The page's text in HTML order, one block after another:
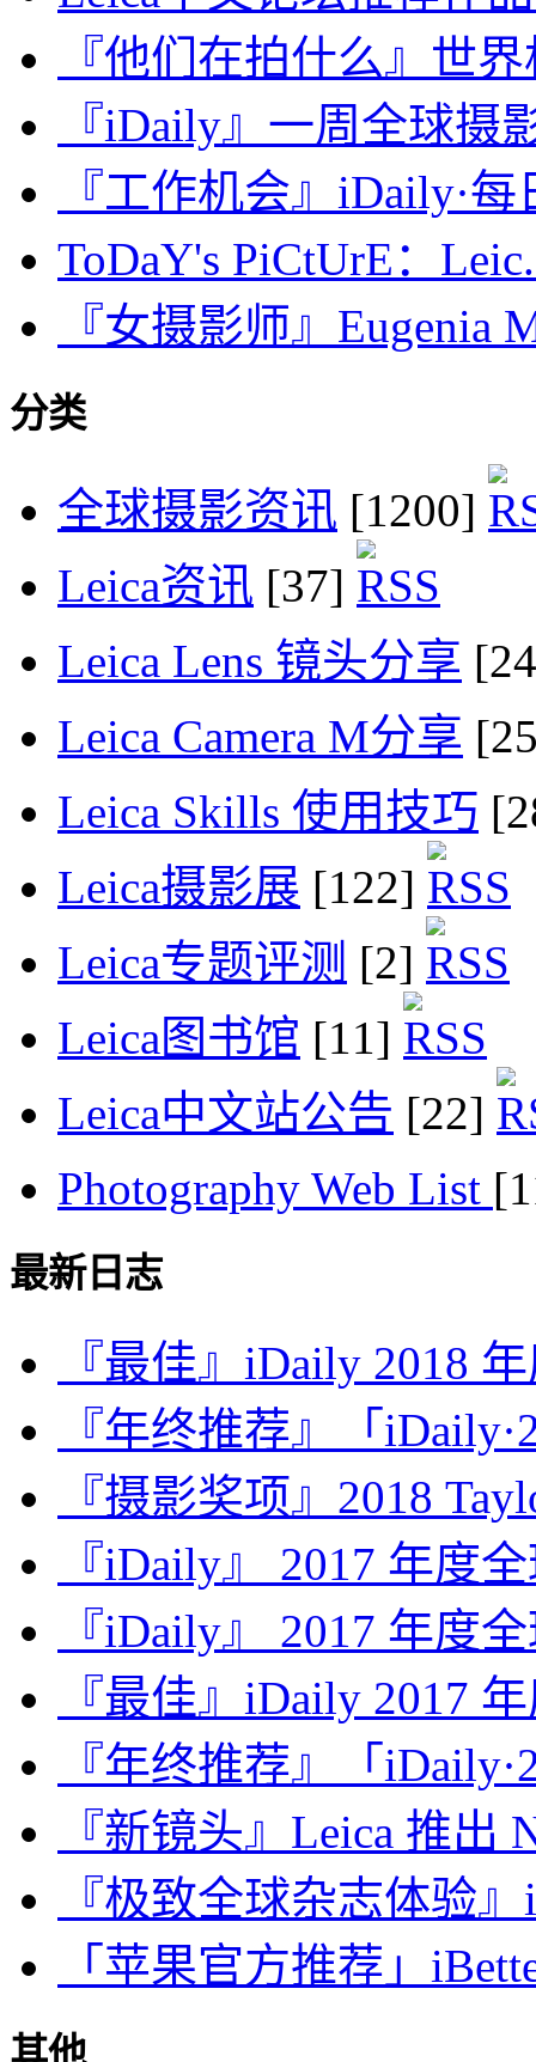
『他们在拍什么』世
『iDaily』一周全球摄
『工作机会』iDaily·
ToDaY's PiCtUrE：
『女摄影师』Eugenia
分类
全球摄影资讯 [1200]
Leica资讯 [37]
Leica Lens 镜头分享
Leica Camera M分享
Leica Skills 使用技巧
Leica摄影展 [122]
Leica专题评测 [2]
Leica图书馆 [11]
Leica中文站公告 [22]
Photography Web List
最新日志
『最佳』iDaily 2018
『年终推荐』「
『摄影奖项』2018
『iDaily』 2017 年度
『iDaily』 2017 年度
『最佳』iDaily 2017
『年终推荐』「
『新镜头』Leica 推出
『极致全球杂志体验
「苹果官方推荐」
其他